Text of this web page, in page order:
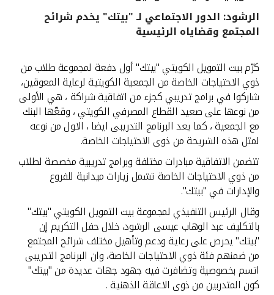
القنوات المصرفية
خدمات ما بعد البيع
اتصل بنا
مواقع الفروع وأجهزة الصرف الآلي
ألمانيا
ماليزيا
تركيا
الرشود: الدور الاجتماعي لـ "بيتك" يخدم شرائح
المجتمع وقضاياه الرئيسية
كرّم بيت التمويل الكويتي "بيتك" أول دفعة لمجموعة طلاب من
ذوي الاحتياجات الخاصة من الجمعية الكويتية لرعاية المعوقين،
شاركوا في برامج تدريبي كجزء من اتفاقية شراكة ، هي الأولى
من نوعها على صعيد القطاع المصرفي الكويتي ، وقعّها البنك
مع الجمعية ، كما يعد البرنامج التدريبى ايضا ، الاول من نوعه
لمثل هذه الشريحة من ذوى الاحتياجات الخاصة.
تتضمن الاتفاقية مبادرات مختلفة وبرامج تدريبية مخصصة لطلاب
من ذوي الاحتياجات الخاصة تشمل زيارات ميدانية للفروع
والإدارات في "بيتك".
وقال الرئيس التنفيذي لمجموعة بيت التمويل الكويتي "بيتك"
بالتكليف عبد الوهاب عيسى الرشود، خلال حفل التكريم إن
"بيتك" يحرص على رعاية ودعم وتأهيل مختلف شرائح المجتمع
من ضمنهم فئة ذوي الاحتياجات الخاصة، وان البرنامج التدريبى
اتسم بخصوصية وتضافرت فيه جهود جهات عديدة من "بيتك"
كون المتدربين من ذوى الاعاقة الذهنية .